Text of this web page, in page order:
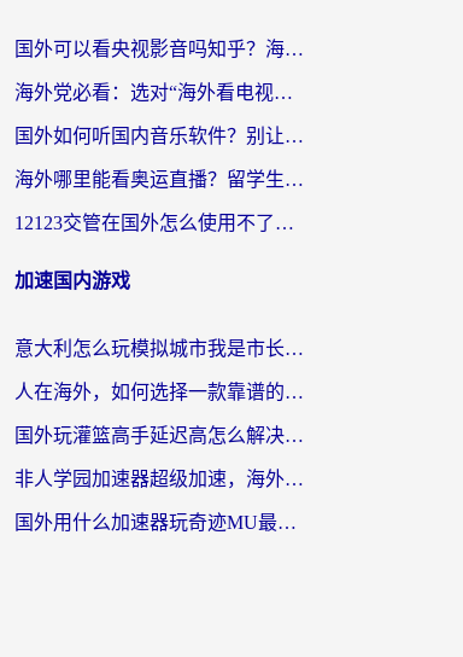
国外可以看央视影音吗知乎？海外党亲测有效的回国加速方案
海外党必看：选对“海外看电视剧软件”，再也不用愁国内剧刷不了
国外如何听国内音乐软件？别让地域限制，断了你的中文歌单
海外哪里能看奥运直播？留学生&海外华人必看的体育赛事观赛终极指南
12123交管在国外怎么使用不了？海外华人必看的无缝访问国内资源指南
加速国内游戏
意大利怎么玩模拟城市我是市长？海外党国服游戏加速终极攻略（附三国3量子特攻解决办法）
人在海外，如何选择一款靠谱的玩剑灵2加速器？
国外玩灌篮高手延迟高怎么解决？海外玩家国服游戏加速终极指南
非人学园加速器超级加速，海外玩家重返国服的通行证
国外用什么加速器玩奇迹MU最好？2026海外玩家国服游戏加速全攻略